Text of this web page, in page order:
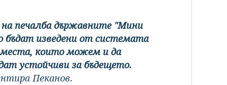
печалба държавните "Мини
изведени от системата
които можем и да
устойчиви за бъдещето.
Пеканов.